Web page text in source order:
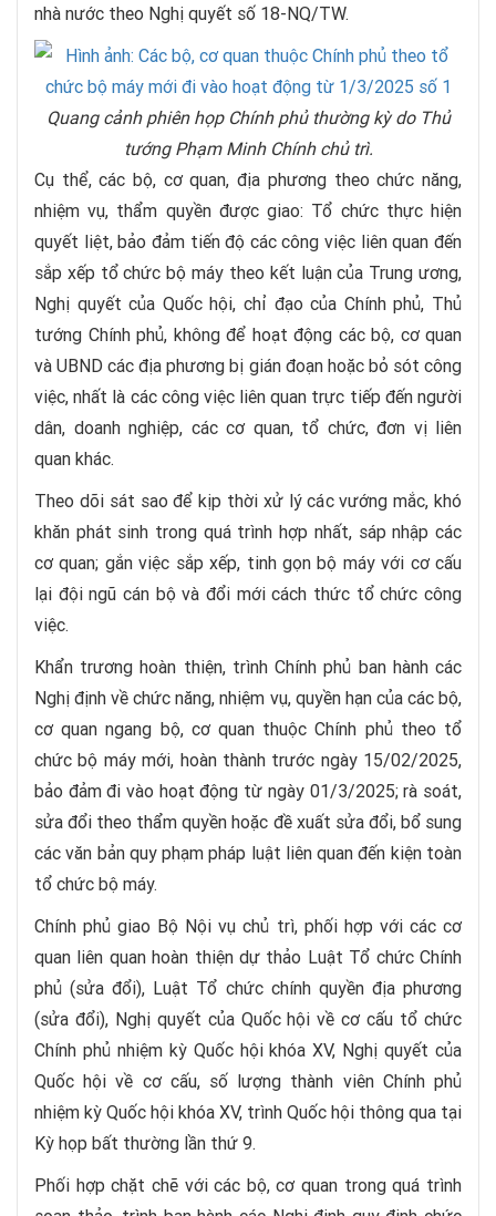
nhà nước theo Nghị quyết số 18-NQ/TW.
Quang cảnh phiên họp Chính phủ thường kỳ do Thủ
tướng Phạm Minh Chính chủ trì.
Cụ thể, các bộ, cơ quan, địa phương theo chức năng,
nhiệm vụ, thẩm quyền được giao: Tổ chức thực hiện
quyết liệt, bảo đảm tiến độ các công việc liên quan đến
sắp xếp tổ chức bộ máy theo kết luận của Trung ương,
Nghị quyết của Quốc hội, chỉ đạo của Chính phủ, Thủ
tướng Chính phủ, không để hoạt động các bộ, cơ quan
và UBND các địa phương bị gián đoạn hoặc bỏ sót công
việc, nhất là các công việc liên quan trực tiếp đến người
dân, doanh nghiệp, các cơ quan, tổ chức, đơn vị liên
quan khác.
Theo dõi sát sao để kịp thời xử lý các vướng mắc, khó
khăn phát sinh trong quá trình hợp nhất, sáp nhập các
cơ quan; gắn việc sắp xếp, tinh gọn bộ máy với cơ cấu
lại đội ngũ cán bộ và đổi mới cách thức tổ chức công
việc.
Khẩn trương hoàn thiện, trình Chính phủ ban hành các
Nghị định về chức năng, nhiệm vụ, quyền hạn của các bộ,
cơ quan ngang bộ, cơ quan thuộc Chính phủ theo tổ
chức bộ máy mới, hoàn thành trước ngày 15/02/2025,
bảo đảm đi vào hoạt động từ ngày 01/3/2025; rà soát,
sửa đổi theo thẩm quyền hoặc đề xuất sửa đổi, bổ sung
các văn bản quy phạm pháp luật liên quan đến kiện toàn
tổ chức bộ máy.
Chính phủ giao Bộ Nội vụ chủ trì, phối hợp với các cơ
quan liên quan hoàn thiện dự thảo Luật Tổ chức Chính
phủ (sửa đổi), Luật Tổ chức chính quyền địa phương
(sửa đổi), Nghị quyết của Quốc hội về cơ cấu tổ chức
Chính phủ nhiệm kỳ Quốc hội khóa XV, Nghị quyết của
Quốc hội về cơ cấu, số lượng thành viên Chính phủ
nhiệm kỳ Quốc hội khóa XV, trình Quốc hội thông qua tại
Kỳ họp bất thường lần thứ 9.
Phối hợp chặt chẽ với các bộ, cơ quan trong quá trình